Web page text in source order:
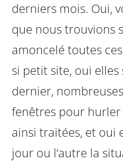
derniers mois. Oui,
que nous trouvions
amoncelé toutes
si petit site, oui elles
dernier,
fenêtres pour hurler
ainsi traitées, et oui
jour ou l’autre la